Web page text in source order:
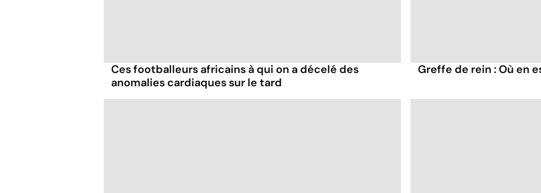
Ces footballeurs africains à qui on a décelé des
anomalies cardiaques sur le tard
Greffe de rein : Où en